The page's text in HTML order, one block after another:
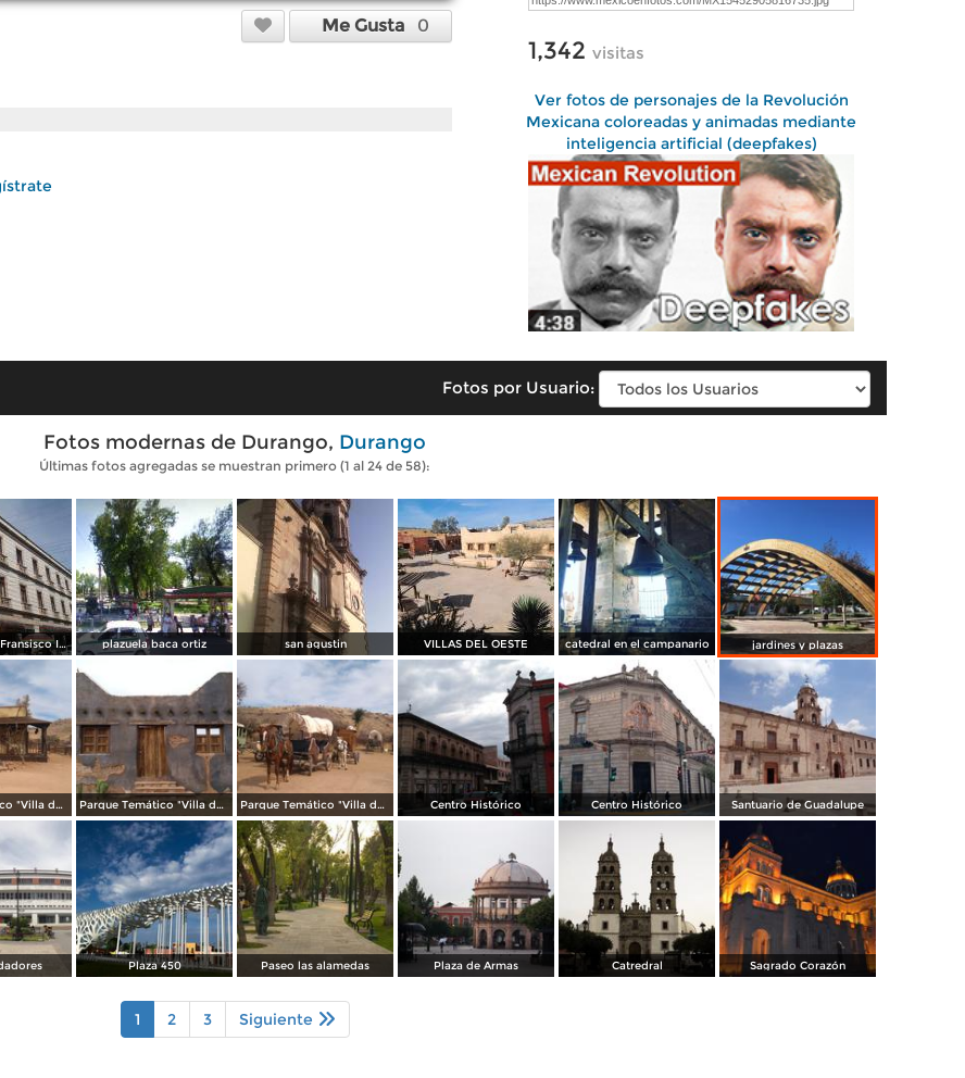
Me Gusta 0
1,342 visitas
Ver fotos de personajes de la Revolución
Mexicana coloreadas y animadas mediante
inteligencia artificial (deepfakes)
Fotos por Usuario:
Fotos modernas de Durango, Durango
Últimas fotos agregadas se muestran primero (1 al 24 de 58):
5 de febrero y Fransisco I Madero plazuela baca ortiz san agustin VILLAS DEL OESTE catedral en el campanario jardines y plazas
Parque Temático "Villa del Oeste" Parque Temático "Villa del Oeste" Parque Temático "Villa del Oeste" Centro Histórico Centro Histórico Santuario de Guadalupe
Plaza 450 Paseo las alamedas Plaza de Armas Catredral Sagrado Corazón
1 2 3 Siguiente